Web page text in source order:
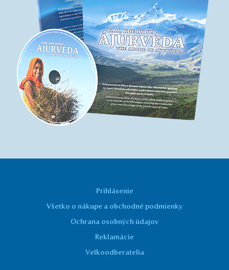
Prihlásenie
Všetko o nákupe a obchodné podmienky
Ochrana osobných údajov
Reklamácie
Veľkoodberatelia